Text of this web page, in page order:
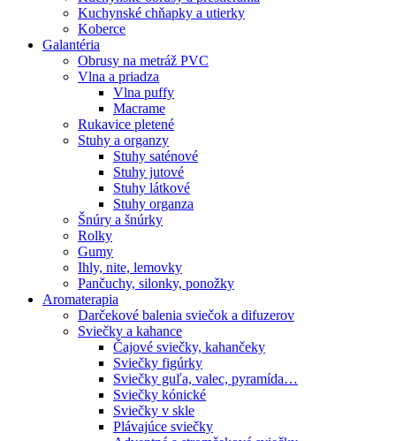
Kuchynské chňapky a utierky
Koberce
Galantéria
Obrusy na metráž PVC
Vlna a priadza
Vlna puffy
Macrame
Rukavice pletené
Stuhy a organzy
Stuhy saténové
Stuhy jutové
Stuhy látkové
Stuhy organza
Šnúry a šnúrky
Rolky
Gumy
Ihly, nite, lemovky
Pančuchy, silonky, ponožky
Aromaterapia
Darčekové balenia sviečok a difuzerov
Sviečky a kahance
Čajové sviečky, kahančeky
Sviečky figúrky
Sviečky guľa, valec, pyramída…
Sviečky kónické
Sviečky v skle
Plávajúce sviečky